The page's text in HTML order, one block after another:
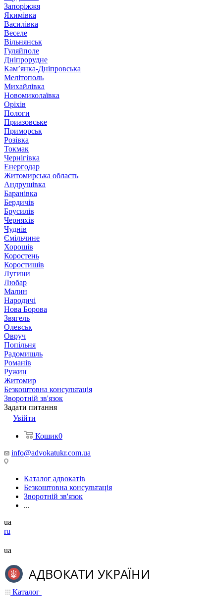
Запоріжжя
Якимівка
Василівка
Веселе
Вільнянськ
Гуляйполе
Дніпрорудне
Кам’янка-Дніпровська
Мелітополь
Михайлівка
Новомиколаївка
Оріхів
Пологи
Приазовське
Приморськ
Розівка
Токмак
Чернігівка
Енергодар
Житомирська область
Андрушівка
Баранівка
Бердичів
Брусилів
Черняхів
Чуднів
Ємільчине
Хорошів
Коростень
Коростишів
Лугини
Любар
Малин
Народичі
Нова Борова
Звягель
Олевськ
Овруч
Попільня
Радомишль
Романів
Ружин
Житомир
Безкоштовна консультація
Зворотній зв'язок
Задати питання
Увійти
Кошик0
info@advokatukr.com.ua
Каталог адвокатів
Безкоштовна консультація
Зворотній зв'язок
...
ua
ru
ua
Каталог